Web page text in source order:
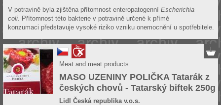
V potravině byla zjištěna přítomnost enteropatogenní Escherichia
coli . Přítomnost této bakterie v potravině určené k přímé
konzumaci představuje vysoké riziko vzniku onemocnění u spotřebitele.​
Meat and meat products
MASO UZENINY POLIČKA Tatarák z
českých chovů - Tatarský biftek 250g
Lidl Česká republika v.o.s.